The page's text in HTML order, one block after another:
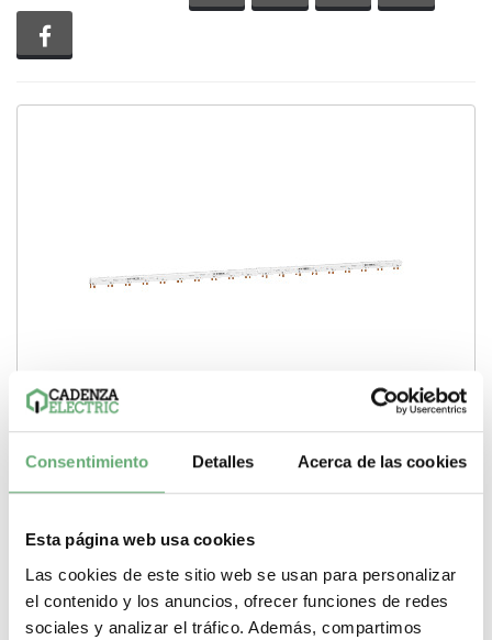
Consentimiento Detalles Acerca de las cookies
Esta página web usa cookies
Las cookies de este sitio web se usan para personalizar
el contenido y los anuncios, ofrecer funciones de redes
sociales y analizar el tráfico. Además, compartimos
Acti9 - peine de conexión - 1L+N con Aux y Vigi - 9 mm
A9XPV648 | 80 A N L Acti9 96 Peine de conexión de Schneider
producto o componentePeine de conexión Corriente
nominal80 A Marcado N L